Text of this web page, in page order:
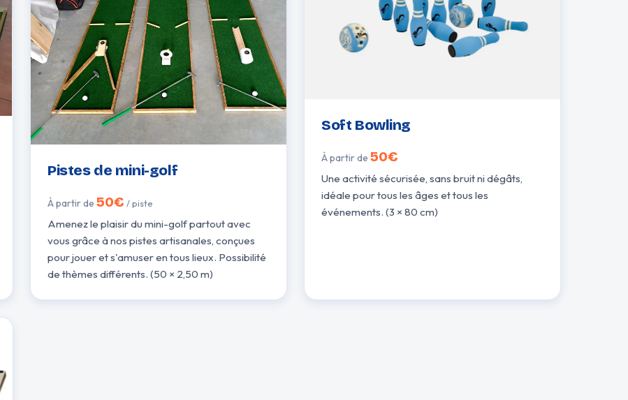
Pistes de mini-golf
À partir de 50€ / piste
Amenez le plaisir du mini-golf partout avec
vous grâce à nos pistes artisanales, conçues
pour jouer et s'amuser en tous lieux. Possibilité
de thèmes différents. (50 × 2,50 m)
Soft Bowling
À partir de 50€
Une activité sécurisée, sans bruit ni dégâts,
idéale pour tous les âges et tous les
événements. (3 × 80 cm)